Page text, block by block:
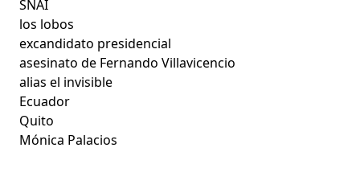
SNAI
los lobos
excandidato presidencial
asesinato de Fernando Villavicencio
alias el invisible
Ecuador
Quito
Mónica Palacios